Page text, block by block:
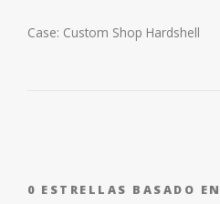
Case: Custom Shop Hardshell
0 ESTRELLAS BASADO EN